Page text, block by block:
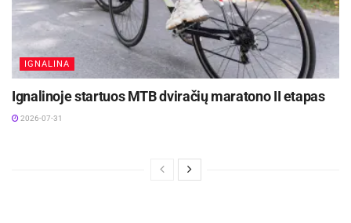
IGNALINA
Ignalinoje startuos MTB dviračių maratono II etapas
2026-07-31